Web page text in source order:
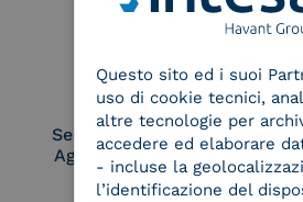
Service Provider e
Aggregatore SPID
Questo sito ed i suoi
uso di cookie tecnici,
altre tecnologie per
accedere ed elaborare
- incluse la
l’identificazione del